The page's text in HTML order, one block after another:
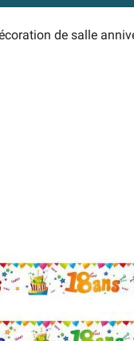
de salle